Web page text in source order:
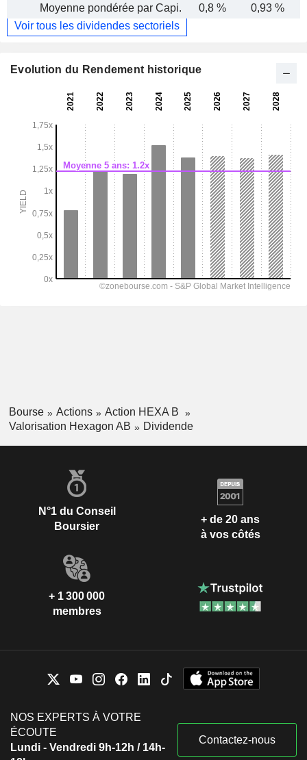
Moyenne pondérée par Capi.
0,8 % 0,93 %
Voir tous les dividendes sectoriels
Evolution du Rendement historique
Bourse Actions
Action HEXA B
Valorisation Hexagon AB
Dividende
N°1 du Conseil
Boursier
+ de 20 ans
à vos côtés
+ 1 300 000
membres
NOS EXPERTS À VOTRE
ÉCOUTE
Lundi - Vendredi 9h-12h / 14h-
Contactez-nous